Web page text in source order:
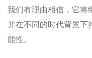
我们有理由相信，它将
并在不同的时代背景下
能性。